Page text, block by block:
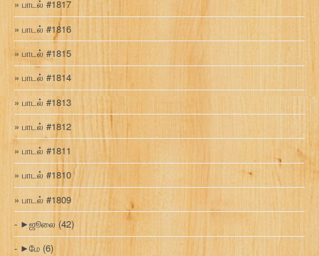
பாடல் #1817
பாடல் #1816
பாடல் #1815
பாடல் #1814
பாடல் #1813
பாடல் #1812
பாடல் #1811
பாடல் #1810
பாடல் #1809
►ஜூலை (42)
►மே (6)